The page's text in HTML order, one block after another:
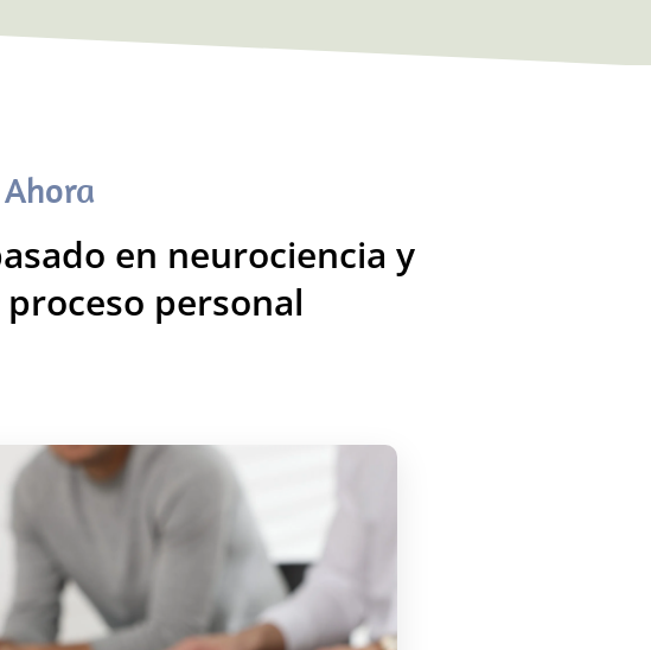
en neurociencia y
personal